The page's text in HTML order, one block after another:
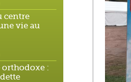
centre
vie au
orthodoxe :